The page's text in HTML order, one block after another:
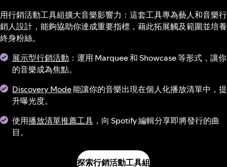
用行銷活動工具組擴大音樂影響力：這套工具專為藝人和音樂行
銷人設計，能夠協助你達成重要指標，藉此拓展觸及範圍並培養
終身粉絲。
展示型行銷活動 ：運用 Marquee 和 Showcase 等形式，讓你
的音樂成為焦點。
Discovery Mode能讓你的音樂出現在個人化播放清單中，提
升曝光度。
使用播放清單推薦工具 ，向 Spotify 編輯分享即將發行的曲
目。
探索行銷活動工具組